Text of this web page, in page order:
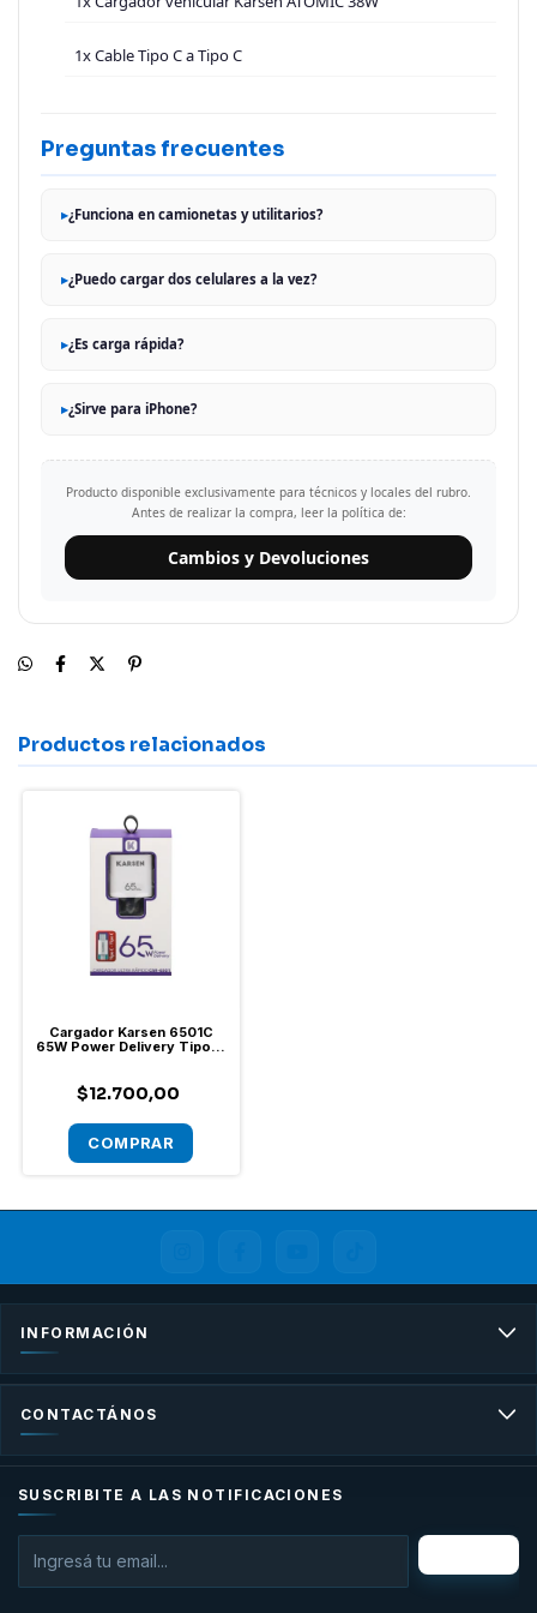
1x Cable Tipo C a Tipo C
Preguntas frecuentes
¿Funciona en camionetas y utilitarios?
¿Puedo cargar dos celulares a la vez?
¿Es carga rápida?
¿Sirve para iPhone?
Producto disponible exclusivamente para técnicos y locales del rubro.
Antes de realizar la compra, leer la política de:
Cambios y Devoluciones
Productos relacionados
Cargador Karsen 6501C
65W Power Delivery Tipo C
$12.700,00
INFORMACIÓN
CONTACTÁNOS
SUSCRIBITE A LAS NOTIFICACIONES